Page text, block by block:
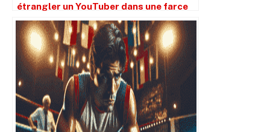
étrangler un YouTuber dans une farce
ratée